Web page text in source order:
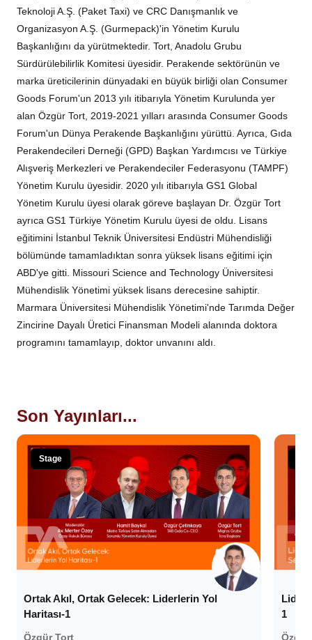
Teknoloji A.Ş. (Paket Taxi) ve CRC Danışmanlık ve
Organizasyon A.Ş. (Gurmepack)'in Yönetim Kurulu
Başkanlığını da yürütmektedir. Tort, Anadolu Grubu
Sürdürülebilirlik Komitesi üyesidir. Perakende sektörünün ve
marka üreticilerinin dünyadaki en büyük birliği olan Consumer
Goods Forum'un 2013 yılı itibarıyla Yönetim Kurulunda yer
alan Özgür Tort, 2019-2021 yılları arasında Consumer Goods
Forum'un Dünya Perakende Başkanlığını yürüttü. Ayrıca, Gıda
Perakendecileri Derneği (GPD) Başkan Yardımcısı ve Türkiye
Alışveriş Merkezleri ve Perakendeciler Federasyonu (TAMPF)
Yönetim Kurulu üyesidir. 2020 yılı itibarıyla GS1 Global
Yönetim Kurulu üyesi olarak göreve başlayan Dr. Özgür Tort
ayrıca GS1 Türkiye Yönetim Kurulu üyesi de oldu. Lisans
eğitimini İstanbul Teknik Üniversitesi Endüstri Mühendisliği
bölümünde tamamladıktan sonra yüksek lisans eğitimi için
ABD'ye gitti. Missouri Science and Technology Üniversitesi
Mühendislik Yönetimi yüksek lisans derecesine sahiptir.
Marmara Üniversitesi Mühendislik Yönetimi'nde Tarımda Değer
Zincirine Dayalı Üretici Finansman Modeli alanında doktora
programını tamamlayıp, doktor unvanını aldı.
Son Yayınları...
Stage
Ortak Akıl, Ortak Gelecek: Liderlerin Yol
Haritası-1
Özgür Tort
1